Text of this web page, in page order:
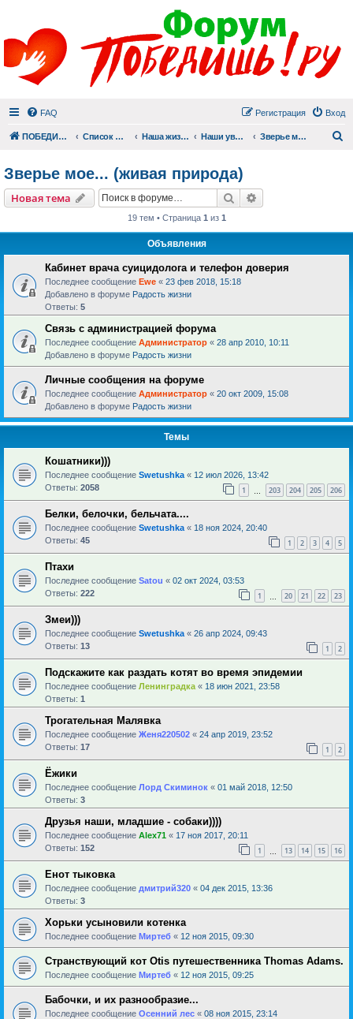
FAQ Вход
Регистрация
ПОБЕДИШЬ.РУ Список форумов Наша жизнь (не всё же о суициде!) Наши увлечения Зверье мое... (живая природа)
Зверье мое... (живая природа)
Новая тема Поиск
19 тем • Страница 1 из 1
Объявления
Кабинет врача суицидолога и телефон доверия
Последнее сообщение Ewe « 23 фев 2018, 15:18
Добавлено в форуме Радость жизни
Ответы: 5
Связь с администрацией форума
Последнее сообщение Администратор « 28 апр 2010, 10:11
Добавлено в форуме Радость жизни
Личные сообщения на форуме
Последнее сообщение Администратор « 20 окт 2009, 15:08
Добавлено в форуме Радость жизни
Темы
Кошатники)))
Последнее сообщение Swetushka « 12 июл 2026, 13:42
Ответы: 2058 1 203 204 205 206
Белки, белочки, бельчата....
Последнее сообщение Swetushka « 18 ноя 2024, 20:40
Ответы: 45 1 2 3 4 5
Птахи
Последнее сообщение Satou « 02 окт 2024, 03:53
Ответы: 222 1 20 21 22 23
Змеи)))
Последнее сообщение Swetushka « 26 апр 2024, 09:43
Ответы: 13 1 2
Подскажите как раздать котят во время эпидемии
Последнее сообщение Ленинградка « 18 июн 2021, 23:58
Ответы: 1
Трогательная Малявка
Последнее сообщение Женя220502 « 24 апр 2019, 23:52
Ответы: 17 1 2
Ёжики
Последнее сообщение Лорд Скиминок « 01 май 2018, 12:50
Ответы: 3
Друзья наши, младшие - собаки))))
Последнее сообщение Alex71 « 17 ноя 2017, 20:11
Ответы: 152 1 13 14 15 16
Енот тыковка
Последнее сообщение дмитрий320 « 04 дек 2015, 13:36
Ответы: 3
Хорьки усыновили котенка
Последнее сообщение Миртеб « 12 ноя 2015, 09:30
Странствующий кот Otis путешественника Thomas Adams.
Последнее сообщение Миртеб « 12 ноя 2015, 09:25
Бабочки, и их разнообразие...
Последнее сообщение Осенний лес « 08 ноя 2015, 23:14